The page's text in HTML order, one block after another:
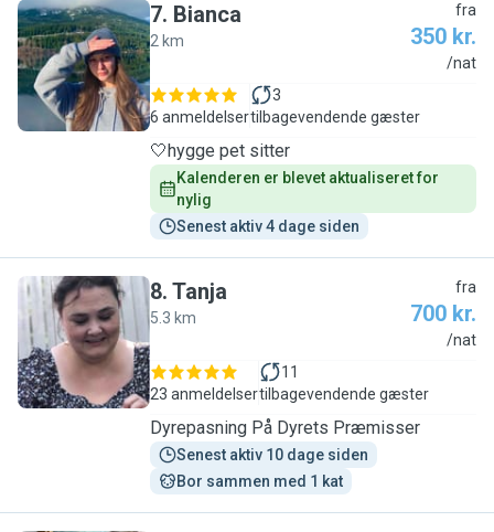
B
7. Bianca
2 km
fra
350 kr.
/nat
6 anmeldelser
3
tilbagevendende gæster
🤍hygge pet sitter
Kalenderen er blevet aktualiseret for
nylig
Senest aktiv 4 dage siden
T
8. Tanja
5.3 km
fra
700 kr.
/nat
23 anmeldelser
11
tilbagevendende gæster
Dyrepasning På Dyrets Præmisser
Senest aktiv 10 dage siden
Bor sammen med 1 kat